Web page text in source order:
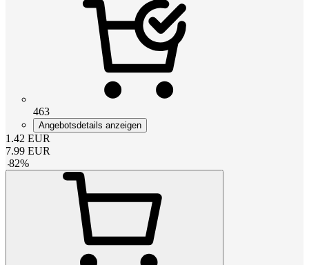
463
Angebotsdetails anzeigen
1.42 EUR
7.99 EUR
-82%